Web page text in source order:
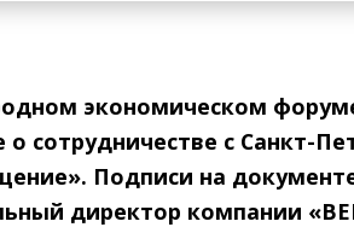
экономическом
сотрудничестве с Санкт-
Подписи на
директор компании